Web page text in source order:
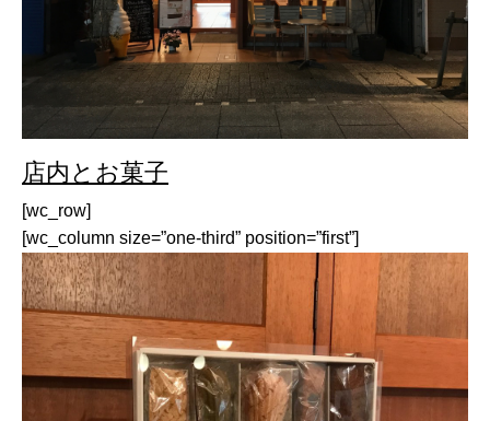
店内とお菓子
[wc_row]
[wc_column size=”one-third” position=”first”]